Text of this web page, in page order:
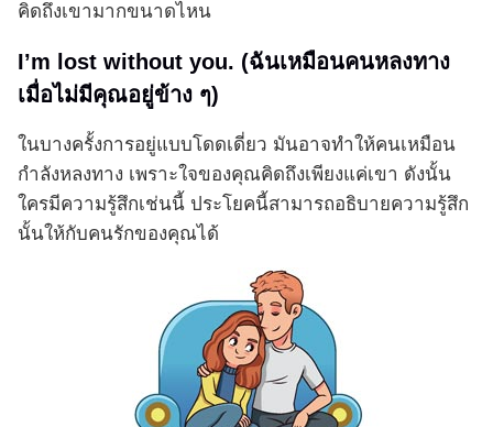
คิดถึงเขามากขนาดไหน
I’m lost without you. (ฉันเหมือนคนหลงทาง
เมื่อไม่มีคุณอยู่ข้าง ๆ)
ในบางครั้งการอยู่แบบโดดเดี่ยว มันอาจทำให้คนเหมือน
กำลังหลงทาง เพราะใจของคุณคิดถึงเพียงแค่เขา ดังนั้น
ใครมีความรู้สึกเช่นนี้ ประโยคนี้สามารถอธิบายความรู้สึก
นั้นให้กับคนรักของคุณได้